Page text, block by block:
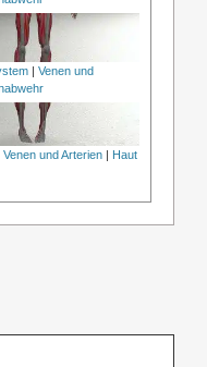
| Venen und
Venen und Arterien| Haut